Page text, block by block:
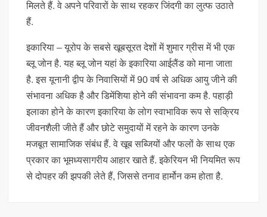
मिलते हैं. वे अपने परिवारों के साथ रहकर जिंदगी का लुत्फ उठाते
हैं.
इकारिया – यूरोप के सबसे खूबसूरत देशों में शुमार ग्रीस में भी एक
ब्लू जोन है. यह ब्लू जोन यहां के इकारिया आईलैंड को माना जाता
है. इस यूनानी द्वीप के निवासियों में 90 वर्ष से अधिक आयु जीने की
संभावना अधिक है और डिमेंशिया होने की संभावना कम है. पहाड़ी
इलाका होने के कारण इकारिया के लोग स्वाभाविक रूप से सक्रिय
जीवनशैली जीते हैं और छोटे समुदायों में रहने के कारण उनके
मजबूत सामाजिक संबंध हैं. वे खूब सब्जियों और फलों के साथ एक
प्रकार का भूमध्यसागरीय आहार खाते हैं. इकेरियन भी नियमित रूप
से दोपहर की झपकी लेते हैं, जिससे तनाव हार्मोन कम होता है.